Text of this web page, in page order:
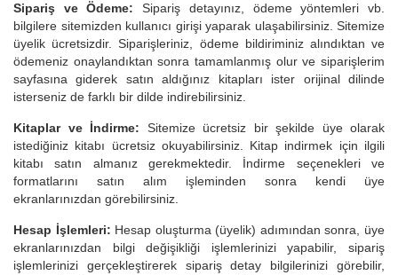
Sipariş ve Ödeme: Sipariş detayınız, ödeme yöntemleri vb.
bilgilere sitemizden kullanıcı girişi yaparak ulaşabilirsiniz. Sitemize
üyelik ücretsizdir. Siparişleriniz, ödeme bildiriminiz alındıktan ve
ödemeniz onaylandıktan sonra tamamlanmış olur ve siparişlerim
sayfasına giderek satın aldığınız kitapları ister orijinal dilinde
isterseniz de farklı bir dilde indirebilirsiniz.
Kitaplar ve İndirme: Sitemize ücretsiz bir şekilde üye olarak
istediğiniz kitabı ücretsiz okuyabilirsiniz. Kitap indirmek için ilgili
kitabı satın almanız gerekmektedir. İndirme seçenekleri ve
formatlarını satın alım işleminden sonra kendi üye
ekranlarınızdan görebilirsiniz.
Hesap İşlemleri: Hesap oluşturma (üyelik) adımından sonra, üye
ekranlarınızdan bilgi değişikliği işlemlerinizi yapabilir, sipariş
işlemlerinizi gerçekleştirerek sipariş detay bilgilerinizi görebilir,